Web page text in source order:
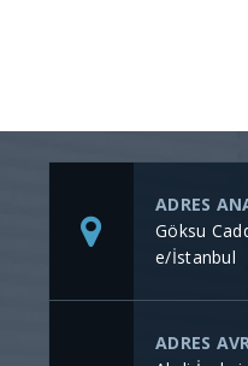
ADRES
Göksu
e/İstanbul
ADRES